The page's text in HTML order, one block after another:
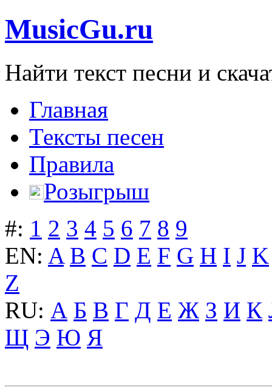
MusicGu.ru
Найти текст песни и
Главная
Тексты песен
Правила
Розыгрыш
#: 1 2 3 4 5 6 7 8 9
EN: A B C D E F G H I J K
Z
RU: А Б В Г Д Е Ж З И К
Щ Э Ю Я